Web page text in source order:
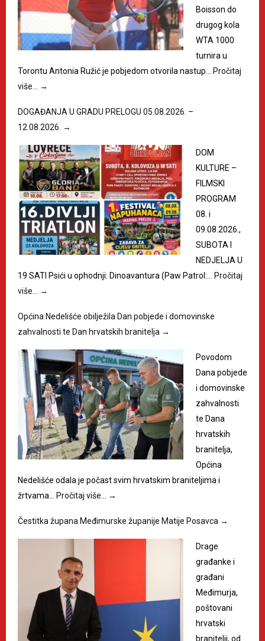
Boisson do
drugog kola
WTA 1000
turnira u
Torontu Antonia Ružić je pobjedom otvorila nastup… Pročitaj
više… →
DOGAĐANJA U GRADU PRELOGU 05.08.2026. –
12.08.2026. →
DOM
KULTURE –
FILMSKI
PROGRAM
08. i
09.08.2026.,
SUBOTA I
NEDJELJA U
19 SATI Psići u ophodnji: Dinoavantura (Paw Patrol:… Pročitaj
više… →
Općina Nedelišće obilježila Dan pobjede i domovinske
zahvalnosti te Dan hrvatskih branitelja →
Povodom
Dana pobjede
i domovinske
zahvalnosti
te Dana
hrvatskih
branitelja,
Općina
Nedelišće odala je počast svim hrvatskim braniteljima i
žrtvama… Pročitaj više… →
Čestitka župana Međimurske županije Matije Posavca →
Drage
građanke i
građani
Međimurja,
poštovani
hrvatski
branitelji, od